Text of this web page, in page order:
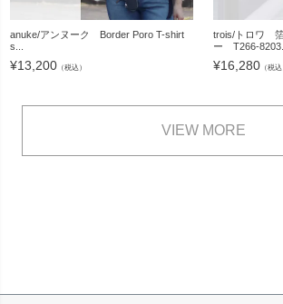
anuke/アンヌーク Border Poro T-shirt
s...
¥13,200 （税込）
trois/トロワ
ー T266-8203...
¥16,280 （税込
VIEW MORE